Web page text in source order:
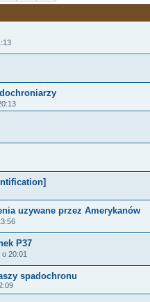
uzywane przez Amerykanów
P37
20:01
spadochronu